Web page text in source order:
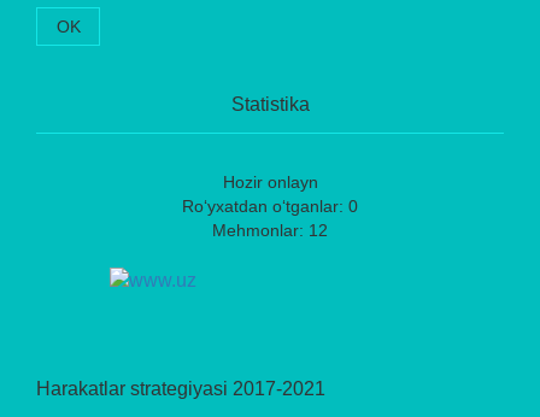
OK
Statistika
Hozir onlayn
Ro‘yxatdan o‘tganlar: 0
Mehmonlar: 12
Harakatlar strategiyasi 2017-2021